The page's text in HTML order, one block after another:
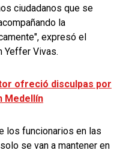
ciudadanos que se
la
expresó el
Yeffer Vivas.
ofreció disculpas por
Medellín
los funcionarios en las
se van a mantener en